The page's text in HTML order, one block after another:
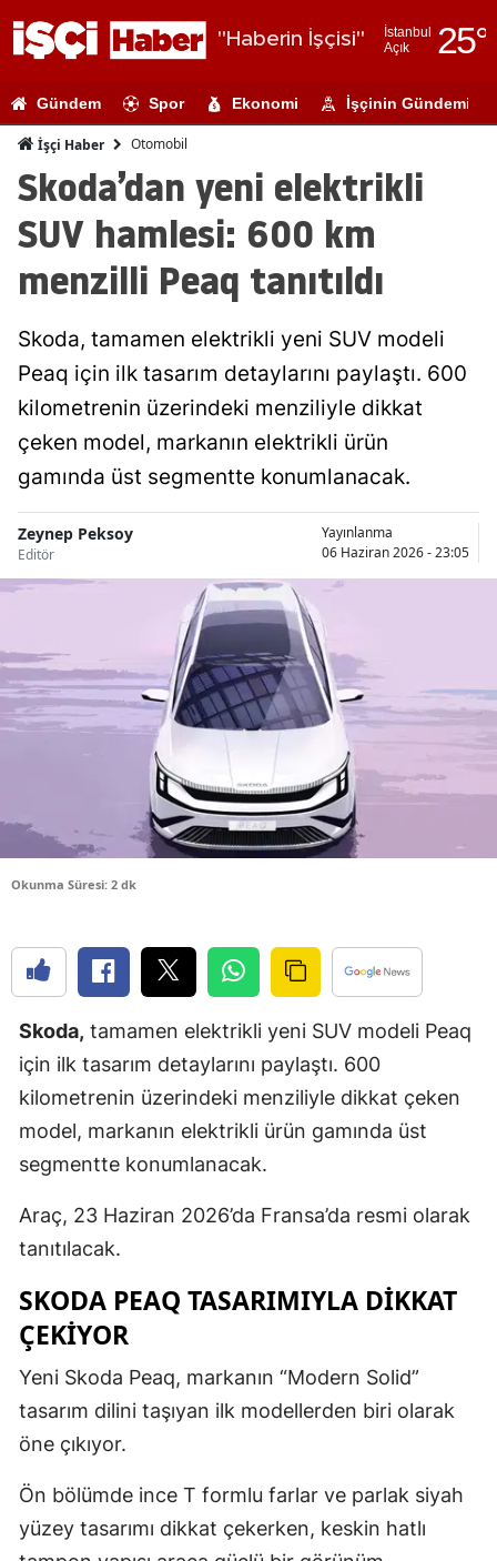
"Haberin İşçisi"
İstanbul
Açık
25°
Adıyaman
Ağrı
Antalya
Artvin
Balıkesir
Burdur
Çanakkale
Diyarbakır
Edirne
Erzincan
Eskişehir
Giresun
Hakkari
Mersin
Gündem Spor Ekonomi İşçinin Gündemi
İşçi Haber Otomobil
Skoda’dan yeni elektrikli
SUV hamlesi: 600 km
menzilli Peaq tanıtıldı
Skoda, tamamen elektrikli yeni SUV modeli
Peaq için ilk tasarım detaylarını paylaştı. 600
kilometrenin üzerindeki menziliyle dikkat
çeken model, markanın elektrikli ürün
gamında üst segmentte konumlanacak.
Zeynep Peksoy
Editör
Yayınlanma
06 Haziran 2026 - 23:05
Okunma Süresi: 2 dk
Skoda, tamamen elektrikli yeni SUV modeli Peaq
için ilk tasarım detaylarını paylaştı. 600
kilometrenin üzerindeki menziliyle dikkat çeken
model, markanın elektrikli ürün gamında üst
segmentte konumlanacak.
Araç, 23 Haziran 2026’da Fransa’da resmi olarak
tanıtılacak.
SKODA PEAQ TASARIMIYLA DIKKAT
ÇEKIYOR
Yeni Skoda Peaq, markanın “Modern Solid”
tasarım dilini taşıyan ilk modellerden biri olarak
öne çıkıyor.
Ön bölümde ince T formlu farlar ve parlak siyah
yüzey tasarımı dikkat çekerken, keskin hatlı